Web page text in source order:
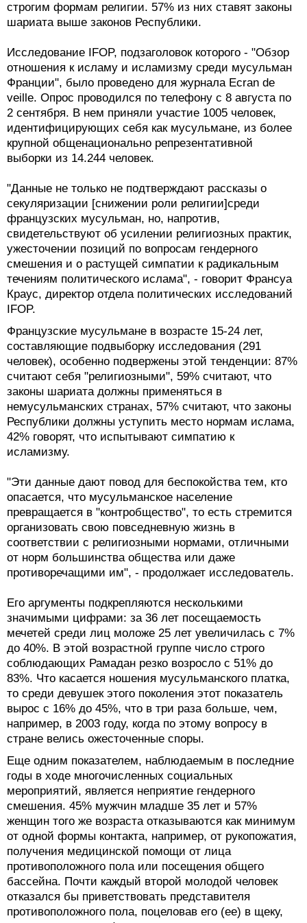
строгим формам религии. 57% из них ставят законы
шариата выше законов Республики.
Исследование IFOP, подзаголовок которого - "Обзор
отношения к исламу и исламизму среди мусульман
Франции", было проведено для журнала Ecran de
veille. Опрос проводился по телефону с 8 августа по
2 сентября. В нем приняли участие 1005 человек,
идентифицирующих себя как мусульмане, из более
крупной общенационально репрезентативной
выборки из 14.244 человек.
"Данные не только не подтверждают рассказы о
секуляризации [снижении роли религии]среди
французских мусульман, но, напротив,
свидетельствуют об усилении религиозных практик,
ужесточении позиций по вопросам гендерного
смешения и о растущей симпатии к радикальным
течениям политического ислама", - говорит Франсуа
Краус, директор отдела политических исследований
IFOP.
Французские мусульмане в возрасте 15-24 лет,
составляющие подвыборку исследования (291
человек), особенно подвержены этой тенденции: 87%
считают себя "религиозными", 59% считают, что
законы шариата должны применяться в
немусульманских странах, 57% считают, что законы
Республики должны уступить место нормам ислама,
42% говорят, что испытывают симпатию к
исламизму.
"Эти данные дают повод для беспокойства тем, кто
опасается, что мусульманское население
превращается в "контробщество", то есть стремится
организовать свою повседневную жизнь в
соответствии с религиозными нормами, отличными
от норм большинства общества или даже
противоречащими им", - продолжает исследователь.
Его аргументы подкрепляются несколькими
значимыми цифрами: за 36 лет посещаемость
мечетей среди лиц моложе 25 лет увеличилась с 7%
до 40%. В этой возрастной группе число строго
соблюдающих Рамадан резко возросло с 51% до
83%. Что касается ношения мусульманского платка,
то среди девушек этого поколения этот показатель
вырос с 16% до 45%, что в три раза больше, чем,
например, в 2003 году, когда по этому вопросу в
стране велись ожесточенные споры.
Еще одним показателем, наблюдаемым в последние
годы в ходе многочисленных социальных
мероприятий, является неприятие гендерного
смешения. 45% мужчин младше 35 лет и 57%
женщин того же возраста отказываются как минимум
от одной формы контакта, например, от рукопожатия,
получения медицинской помощи от лица
противоположного пола или посещения общего
бассейна. Почти каждый второй молодой человек
отказался бы приветствовать представителя
противоположного пола, поцеловав его (ее) в щеку,